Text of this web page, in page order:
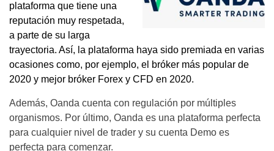
plataforma que tiene una
reputación muy respetada,
a parte de su larga
trayectoria. Así, la plataforma haya sido premiada en varias
ocasiones como, por ejemplo, el bróker más popular de
2020 y mejor bróker Forex y CFD en 2020.
Además, Oanda cuenta con regulación por múltiples
organismos. Por último, Oanda es una plataforma perfecta
para cualquier nivel de trader y su cuenta Demo es
perfecta para comenzar.